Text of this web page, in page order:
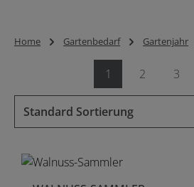
Home Gartenbedarf Gartenjahr
Seite
1 Seite
2 Seite
3